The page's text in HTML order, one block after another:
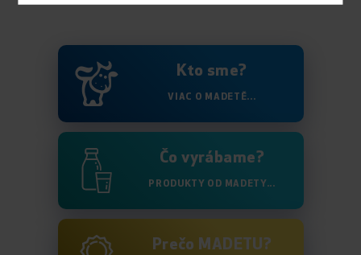
Kto sme?
VIAC O MADETĚ...
Čo vyrábame?
PRODUKTY OD MADETY...
Prečo MADETU?